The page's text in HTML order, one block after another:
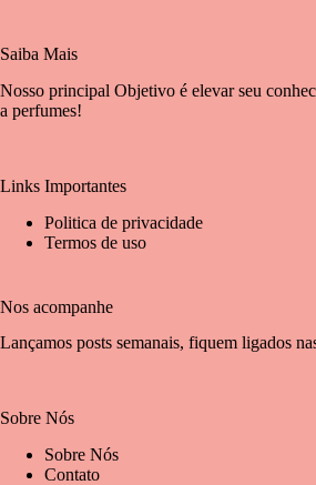
Saiba Mais
Nosso principal Objetivo é elevar seu
a perfumes!
Links Importantes
Politica de privacidade
Termos de uso
Nos acompanhe
Lançamos posts semanais, fiquem ligados
Sobre Nós
Sobre Nós
Contato